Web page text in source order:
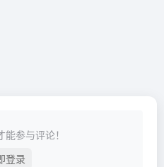
参与评论！
登录